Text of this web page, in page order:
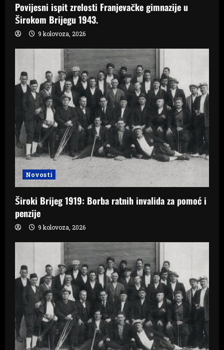
Povijesni ispit zrelosti Franjevačke gimnazije u
Širokom Brijegu 1943.
9 kolovoza, 2026
Novosti
Široki Brijeg 1919: Borba ratnih invalida za pomoć i
penzije
9 kolovoza, 2026